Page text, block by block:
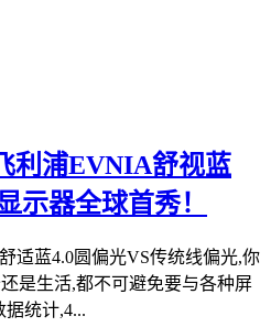
利浦EVNIA舒视蓝
示器全球首秀！
适蓝4.0圆偏光VS传统线偏光,你
是生活,都不可避免要与各种屏
统计,4...